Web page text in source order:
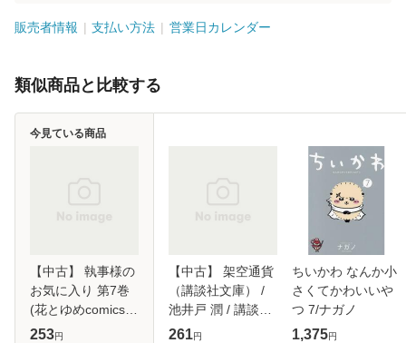
販売者情報 支払い方法 営業日カレンダー
類似商品と比較する
【中古】 執事様の
お気に入り 第7巻
(花とゆめcomics) /
伊沢玲、津山冬 /
253円
今見ている商品
【中古】 架空通貨
（講談社文庫） /
池井戸 潤 / 講談社
[文庫]【メール便送
261円
ちいかわ なんか小
さくてかわいいや
つ 7/ナガノ
1,375円